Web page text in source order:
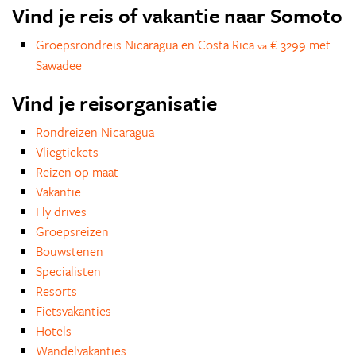
Vind je reis of vakantie naar Somoto
Groepsrondreis Nicaragua en Costa Rica va € 3299 met
Sawadee
Vind je reisorganisatie
Rondreizen Nicaragua
Vliegtickets
Reizen op maat
Vakantie
Fly drives
Groepsreizen
Bouwstenen
Specialisten
Resorts
Fietsvakanties
Hotels
Wandelvakanties